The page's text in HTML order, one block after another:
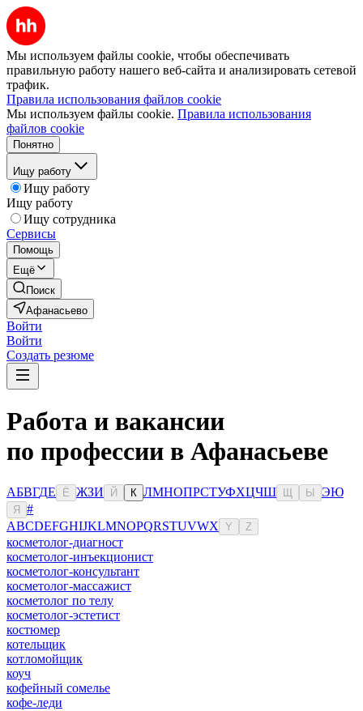
Мы используем файлы cookie, чтобы обеспечивать
правильную работу нашего веб-сайта и анализировать сетевой
трафик.
Правила использования файлов cookie
Мы используем файлы cookie. Правила использования
файлов cookie
Понятно
Ищу работу
Ищу работу
Ищу работу
Ищу сотрудника
Сервисы
Помощь
Ещё
Поиск
Афанасьево
Войти
Войти
Создать резюме
Работа и вакансии
по профессии в Афанасьеве
АБВГДЕ Ё ЖЗИ Й К ЛМНОПРСТУФХЦЧШ Ы ЭЮ
Я
#
ABCDEFGHIJKLMNOPQRSTUVWX Y Z
косметолог-диагност
косметолог-инъекционист
косметолог-консультант
косметолог-массажист
косметолог по телу
косметолог-эстетист
костюмер
котельщик
котломойщик
коуч
кофейный сомелье
кофе-леди